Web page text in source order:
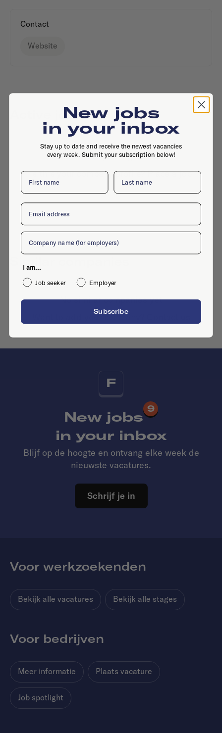
Contact
Website
Active jobs
No active jobs right now
Is this your company profile?Place a job
Similar companies
No similar companies yet
Want to add your company?
F
New jobs
9
in your inbox
Blijf op de hoogte en ontvang elke week de
nieuwste vacatures.
Schrijf je in
Voor werkzoekenden
Bekijk alle vacatures Bekijk alle stages
Voor bedrijven
Meer informatie Plaats vacature
Job spotlight
New jobs
in your inbox
Stay up to date and receive the newest vacancies
every week. Submit your subscription below!
First name Last name
Email
Company
I am...
Job seeker
Employer
Subscribe